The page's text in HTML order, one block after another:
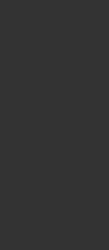
の日」作：田丸雅智
んと もりのうたごえ
しすぎるパンケーキや